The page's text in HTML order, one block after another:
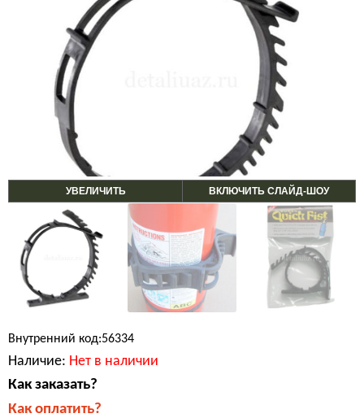
УВЕЛИЧИТЬ ВКЛЮЧИТЬ СЛАЙД-ШОУ
Внутренний код:56334
Наличие: Нет в наличии
Как заказать?
Как оплатить?